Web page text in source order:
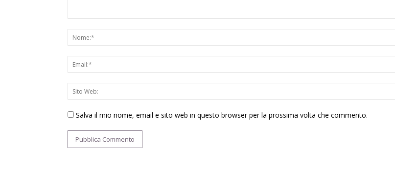
Salva il mio nome, email e sito web in questo browser per la prossima volta che commento.